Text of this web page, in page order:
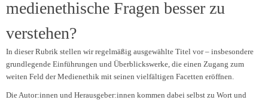
medienethische Fragen besser zu
verstehen?
In dieser Rubrik stellen wir regelmäßig ausgewählte Titel vor – insbesondere
grundlegende Einführungen und Überblickswerke, die einen Zugang zum
weiten Feld der Medienethik mit seinen vielfältigen Facetten eröffnen.
Die Autor:innen und Herausgeber:innen kommen dabei selbst zu Wort und